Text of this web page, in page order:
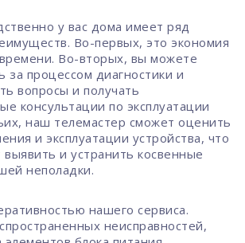
у вас дома имеет ряд
Во-первых, это экономия
Во-вторых, вы можете
за процессом диагностики и
вопросы и получать
консультации по эксплуатации
наш телемастер сможет оценить
и эксплуатации устройства, что
выявить и устранить косвенные
неполадки.
нашего сервиса.
неисправностей,